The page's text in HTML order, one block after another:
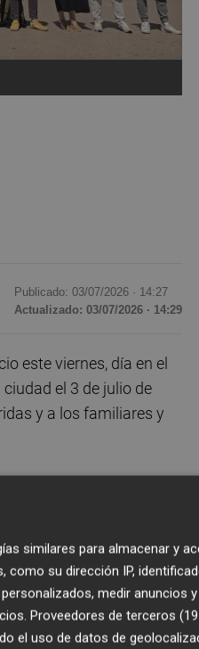
Publicado: 03/07/2026 · 14:27
Actualizado: 03/07/2026 · 14:29
este viernes, día en el
el 3 de julio de
y a los familiares y
ha afirmado la
de comunicación tras
su "respeto más
persona querida".
similares para almacenar y
su dirección IP,
medir anuncios
Proveedores de terceros
el uso de datos de